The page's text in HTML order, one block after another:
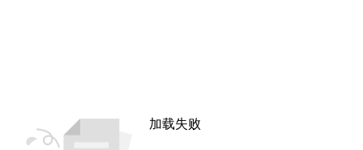
加载失败